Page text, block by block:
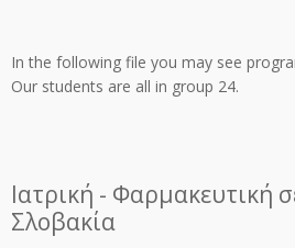
In the following file you may see
Our students are all in group 24.
Ιατρική - Φαρμακευτική
Σλοβακία